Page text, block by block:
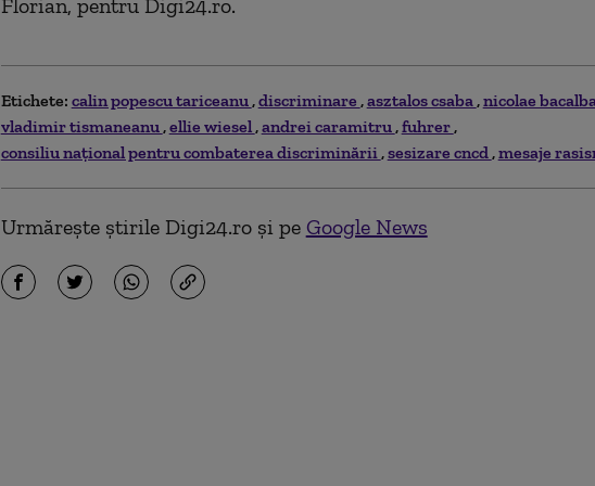
Florian, pentru Digi24.ro.
Etichete: calin popescu tariceanu discriminare asztalos csaba nicolae
vladimir tismaneanu ellie wiesel andrei caramitru fuhrer
consiliu național pentru combaterea discriminării sesizare cncd mesaje
Urmărește știrile Digi24.ro și pe Google News